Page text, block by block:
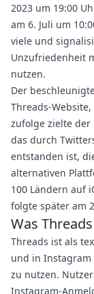
2023 um 19:00
am 6. Juli um
viele und
Unzufriedenheit
nutzen.
Der
Threads-
zufolge zielte der
das durch
entstanden ist,
alternativen
100 Ländern auf
folgte später am
Was
Threads ist als
und in
zu nutzen.
Instagram-